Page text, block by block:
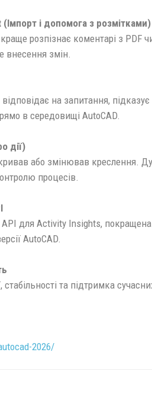
і допомога з розмітками)
розпізнає коментарі з PDF
внесення змін.
на запитання, підказує
в середовищі AutoCAD.
дії)
або змінював креслення.
процесів.
API для Activity Insights, покращена
AutoCAD.
та підтримка
2026/